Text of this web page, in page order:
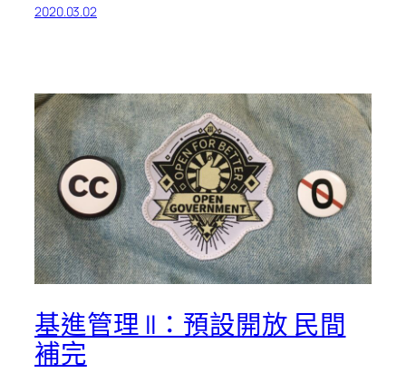
2020.03.02
基進管理 II：預設開放 民間
補完